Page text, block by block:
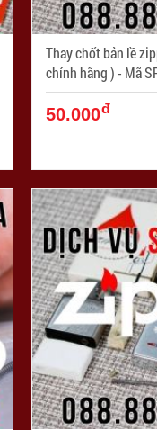
Thay chốt bản lề
chính hãng
50.000đ